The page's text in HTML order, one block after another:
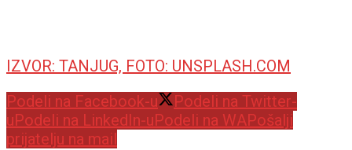
IZVOR: TANJUG, FOTO: UNSPLASH.COM
Podeli na Facebook-u
Podeli na Twitter-
uPodeli na LinkedIn-uPodeli na WAPošalji
prijatelju na mail